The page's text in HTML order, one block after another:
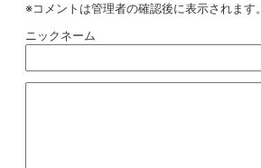
※コメントは管理者の確認後に表示されます。
ニックネーム